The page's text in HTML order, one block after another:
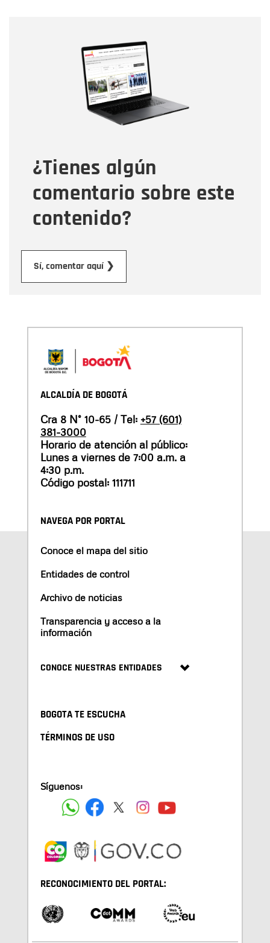
¿Tienes algún
comentario sobre este
contenido?
Sí, comentar aquí ❯
Correo electrónico
Tipo de comentario
Mensaje
ALCALDÍA DE BOGOTÁ
Cra 8 N° 10-65 / Tel: +57 (601)
381-3000
Horario de atención al público:
Lunes a viernes de 7:00 a.m. a
4:30 p.m.
Código postal: 111711
NAVEGA POR PORTAL
Conoce el mapa del sitio
Entidades de control
Archivo de noticias
Transparencia y acceso a la
información
CONOCE NUESTRAS ENTIDADES
BOGOTA TE ESCUCHA
TÉRMINOS DE USO
Síguenos:
RECONOCIMIENTO DEL PORTAL: